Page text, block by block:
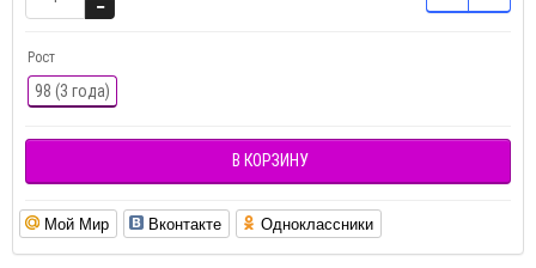
Рост
98 (3 года)
В КОРЗИНУ
Мой Мир Вконтакте Одноклассники